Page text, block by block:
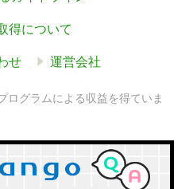
得について
せ 運営会社
ログラムによる収益を得ていま